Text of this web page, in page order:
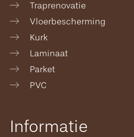
Traprenovatie
Vloerbescherming
Kurk
Laminaat
Parket
PVC
Informatie